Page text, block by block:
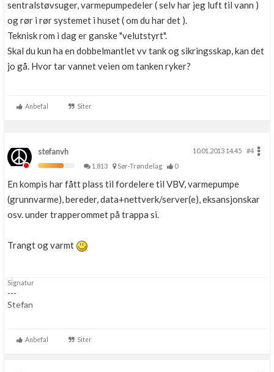
sentralstøvsuger, varmepumpedeler ( selv har jeg luft til vann )
og rør i rør systemet i huset ( om du har det ).
Teknisk rom i dag er ganske "velutstyrt".
Skal du kun ha en dobbelmantlet vv tank og sikringsskap, kan det
jo gå. Hvor tar vannet veien om tanken ryker?
Anbefal Siter
stefanvh 10.01.2013 14.45
#4
1,813
Sør-Trøndelag 0
En kompis har fått plass til fordelere til VBV, varmepumpe
(grunnvarme), bereder, data+nettverk/server(e), eksansjonskar
osv. under trapperommet på trappa si.
Trangt og varmt
Signatur
---
Stefan
Anbefal Siter